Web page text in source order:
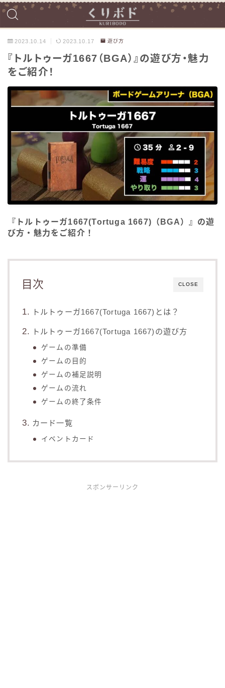
2023.10.14 2023.10.17 遊び方
『トルトゥーガ1667（BGA）』の遊び方・魅力
をご紹介！
『トルトゥーガ1667(Tortuga 1667)（BGA）』の遊
び方・魅力をご紹介！
CLOSE
目次
トルトゥーガ1667(Tortuga 1667)とは？
トルトゥーガ1667(Tortuga 1667)の遊び方
ゲームの準備
ゲームの目的
ゲームの補足説明
ゲームの流れ
ゲームの終了条件
カード一覧
イベントカード
スポンサーリンク